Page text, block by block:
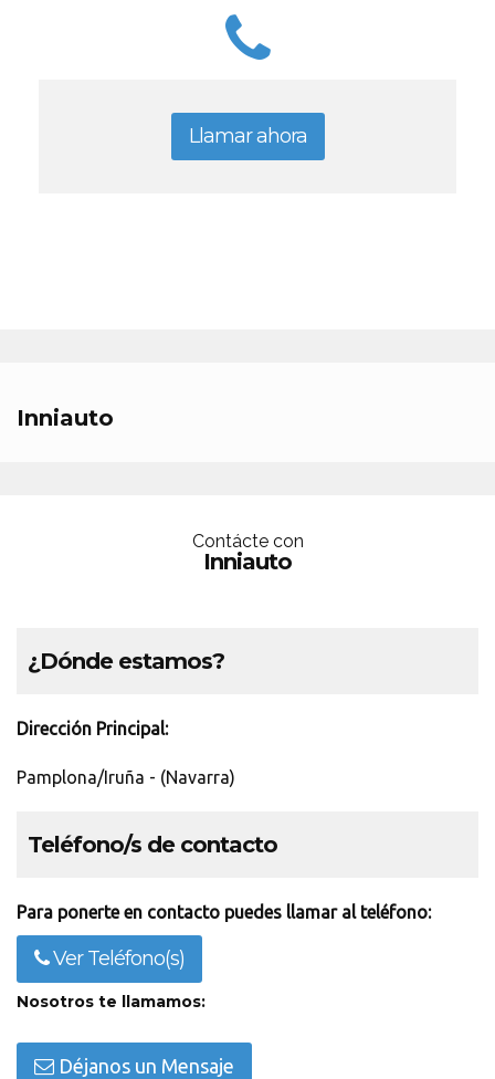
Llamar ahora
Inniauto
Contácte con
Inniauto
¿Dónde estamos?
Dirección Principal:
Pamplona/Iruña - (Navarra)
Teléfono/s de contacto
Para ponerte en contacto puedes llamar al teléfono:
Ver Teléfono(s)
Nosotros te llamamos:
Déjanos un Mensaje